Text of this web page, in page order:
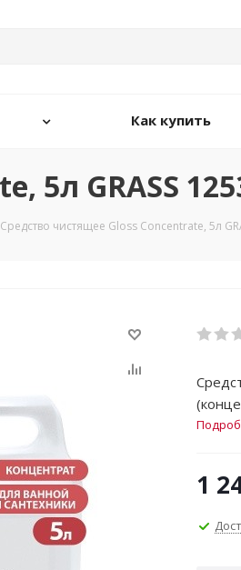
Как купить
5л GRASS
Средство чистящее Gloss Concentrate, 5л
1